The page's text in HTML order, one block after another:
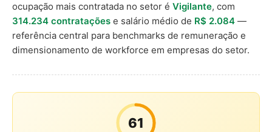
ocupação mais contratada no setor é Vigilante, com
314.234 contratações e salário médio de R$ 2.084 —
referência central para benchmarks de remuneração e
dimensionamento de workforce em empresas do setor.
61